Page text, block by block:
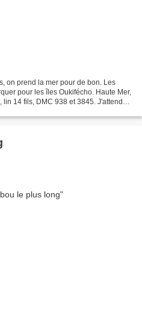
on prend la mer pour de bon. Les
pour les îles Oukifécho. Haute Mer,
14 fils, DMC 938 et 3845. J'attends